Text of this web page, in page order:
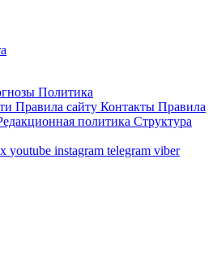
Политика
Правила сайту Контакты Правила
политика Структура
x youtube instagram telegram viber